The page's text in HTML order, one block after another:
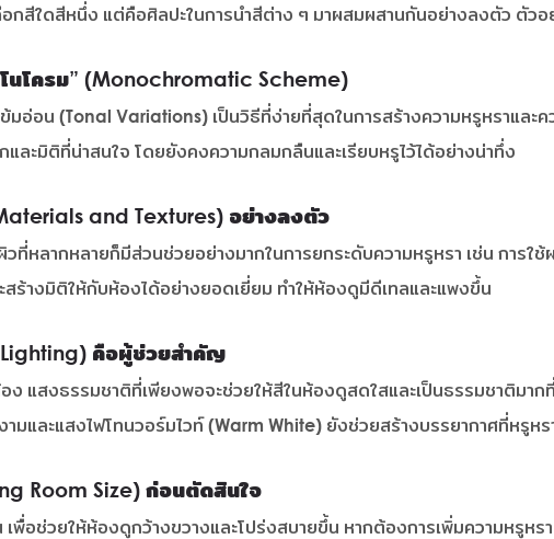
กสีใดสีหนึ่ง แต่คือศิลปะในการนำสีต่าง ๆ มาผสมผสานกันอย่างลงตัว ตัวอ
นโครม” (Monochromatic Scheme)
อ่อน (Tonal Variations) เป็นวิธีที่ง่ายที่สุดในการสร้างความหรูหราและค
และมิติที่น่าสนใจ โดยยังคงความกลมกลืนและเรียบหรูไว้ได้อย่างน่าทึ่ง
and Textures) อย่างลงตัว
หลากหลายก็มีส่วนช่วยอย่างมากในการยกระดับความหรูหรา เช่น การใ
ร้างมิติให้กับห้องได้อย่างยอดเยี่ยม ทำให้ห้องดูมีดีเทลและแพงขึ้น
คือผู้ช่วยสำคัญ
แสงธรรมชาติที่เพียงพอจะช่วยให้สีในห้องดูสดใสและเป็นธรรมชาติมากที่
มและแสงไฟโทนวอร์มไวท์ (Warm White) ยังช่วยสร้างบรรยากาศที่หรูหร
Room Size) ก่อนตัดสินใจ
เพื่อช่วยให้ห้องดูกว้างขวางและโปร่งสบายขึ้น หากต้องการเพิ่มความหรูหร